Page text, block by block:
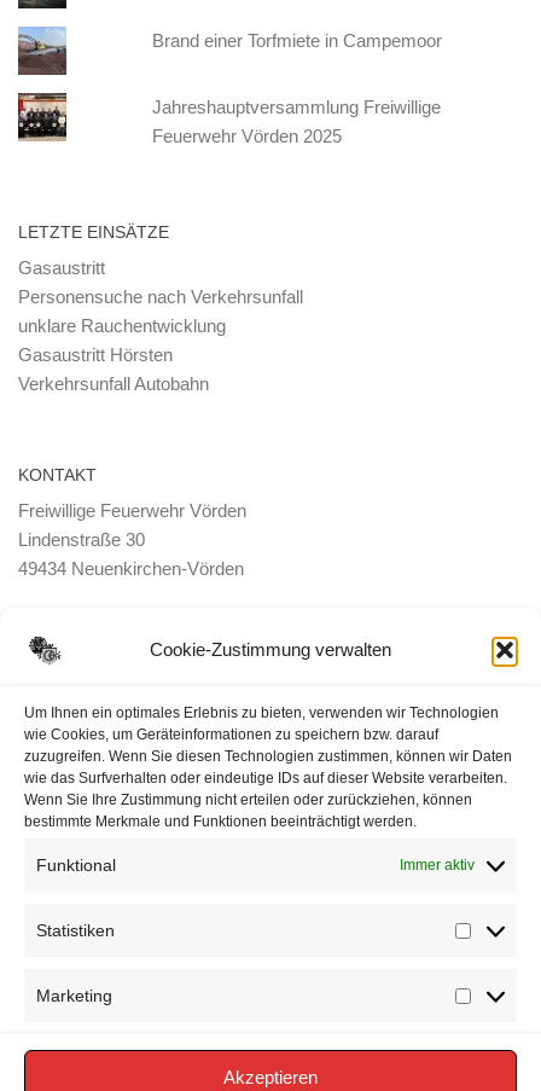
Cookie-Zustimmung verwalten
Um Ihnen ein optimales Erlebnis zu bieten, verwenden wir Technologien
wie Cookies, um Geräteinformationen zu speichern bzw. darauf
zuzugreifen. Wenn Sie diesen Technologien zustimmen, können wir Daten
wie das Surfverhalten oder eindeutige IDs auf dieser Website verarbeiten.
Wenn Sie Ihre Zustimmung nicht erteilen oder zurückziehen, können
bestimmte Merkmale und Funktionen beeinträchtigt werden.
Funktional Immer aktiv
Statistiken
Marketing
Akzeptieren
Brand einer Torfmiete in Campemoor
Jahreshauptversammlung Freiwillige
Feuerwehr Vörden 2025
LETZTE EINSÄTZE
Gasaustritt
Personensuche nach Verkehrsunfall
unklare Rauchentwicklung
Gasaustritt Hörsten
Verkehrsunfall Autobahn
KONTAKT
Freiwillige Feuerwehr Vörden
Lindenstraße 30
49434 Neuenkirchen-Vörden
Datenschutzerklärung
Impressum
Cookie-Richtlinie (EU)